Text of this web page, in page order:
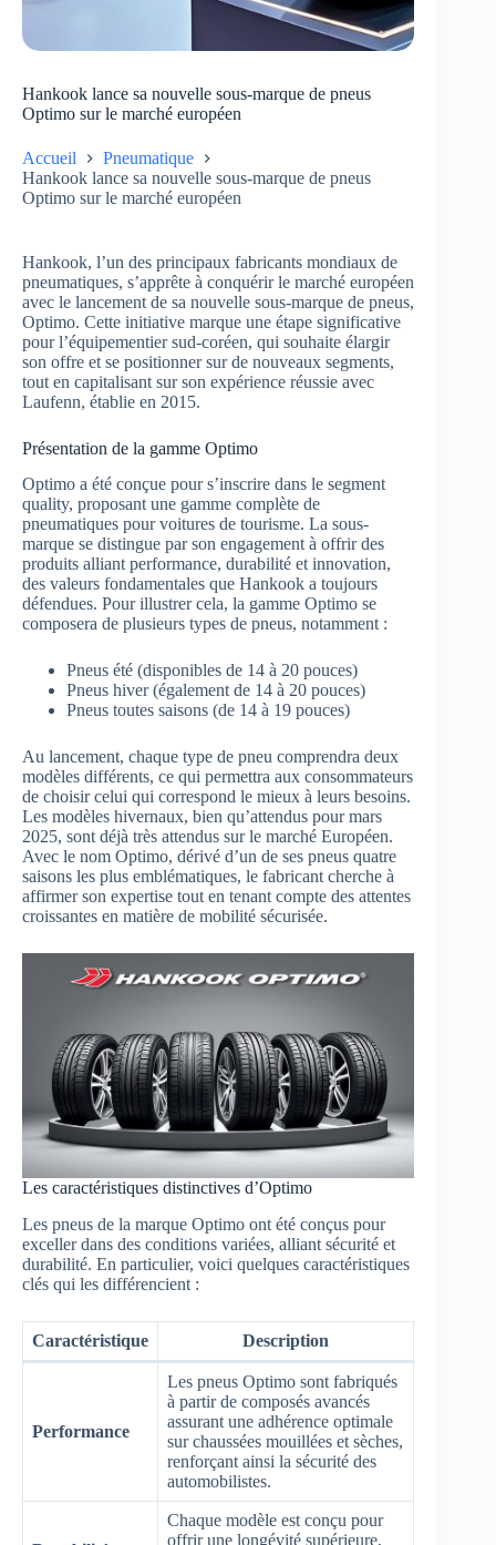
Hankook lance sa nouvelle sous-marque de pneus
Optimo sur le marché européen
Accueil
Pneumatique
Hankook lance sa nouvelle sous-marque de pneus
Optimo sur le marché européen
Hankook, l’un des principaux fabricants mondiaux de
pneumatiques, s’apprête à conquérir le marché européen
avec le lancement de sa nouvelle sous-marque de pneus,
Optimo. Cette initiative marque une étape significative
pour l’équipementier sud-coréen, qui souhaite élargir
son offre et se positionner sur de nouveaux segments,
tout en capitalisant sur son expérience réussie avec
Laufenn, établie en 2015.
Présentation de la gamme Optimo
Optimo a été conçue pour s’inscrire dans le segment
quality, proposant une gamme complète de
pneumatiques pour voitures de tourisme. La sous-
marque se distingue par son engagement à offrir des
produits alliant performance, durabilité et innovation,
des valeurs fondamentales que Hankook a toujours
défendues. Pour illustrer cela, la gamme Optimo se
composera de plusieurs types de pneus, notamment :
Pneus été (disponibles de 14 à 20 pouces)
Pneus hiver (également de 14 à 20 pouces)
Pneus toutes saisons (de 14 à 19 pouces)
Au lancement, chaque type de pneu comprendra deux
modèles différents, ce qui permettra aux consommateurs
de choisir celui qui correspond le mieux à leurs besoins.
Les modèles hivernaux, bien qu’attendus pour mars
2025, sont déjà très attendus sur le marché Européen.
Avec le nom Optimo, dérivé d’un de ses pneus quatre
saisons les plus emblématiques, le fabricant cherche à
affirmer son expertise tout en tenant compte des attentes
croissantes en matière de mobilité sécurisée.
Les caractéristiques distinctives d’Optimo
Les pneus de la marque Optimo ont été conçus pour
exceller dans des conditions variées, alliant sécurité et
durabilité. En particulier, voici quelques caractéristiques
clés qui les différencient :
Caractéristique Description
Performance
Les pneus Optimo sont fabriqués
à partir de composés avancés
assurant une adhérence optimale
sur chaussées mouillées et sèches,
renforçant ainsi la sécurité des
automobilistes.
Chaque modèle est conçu pour
offrir une longévité supérieure,